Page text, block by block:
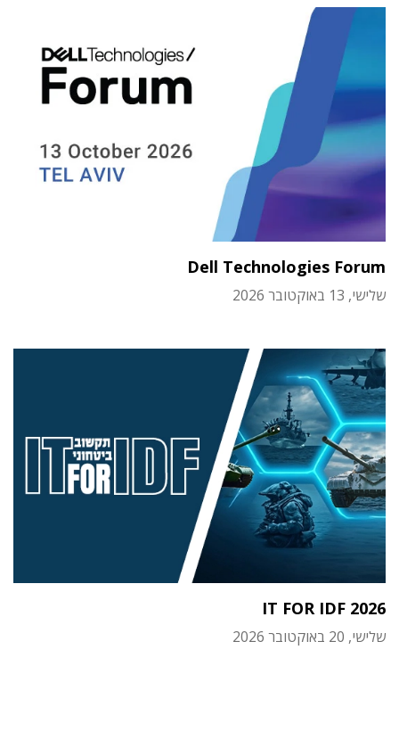
Dell Technologies Forum
שלישי, 13 באוקטובר 2026
IT FOR IDF 2026
שלישי, 20 באוקטובר 2026